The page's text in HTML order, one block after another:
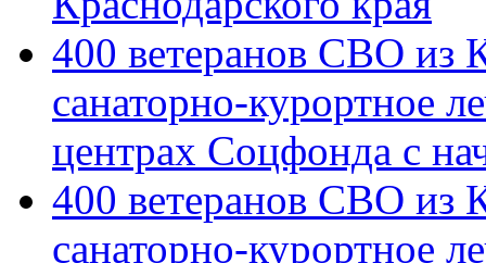
400 ветеранов СВО из
санаторно-курортное
центрах Соцфонда с
400 ветеранов СВО из
санаторно-курортное